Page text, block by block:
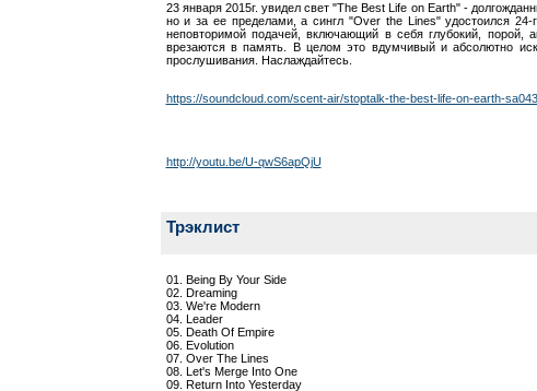
23 января 2015г. увидел свет "The Best Life on Earth" -
но и за ее пределами, а сингл "Over the Lines" удостоился
неповторимой подачей, включающий в себя глубокий,
врезаются в память. В целом это вдумчивый и абсолютно
прослушивания. Наслаждайтесь.
https://soundcloud.com/scent-air/stoptalk-the-best-life-on-earth-
http://youtu.be/U-qwS6apQjU
Трэклист
01. Being By Your Side
02. Dreaming
03. We're Modern
04. Leader
05. Death Of Empire
06. Evolution
07. Over The Lines
08. Let's Merge Into One
09. Return Into Yesterday